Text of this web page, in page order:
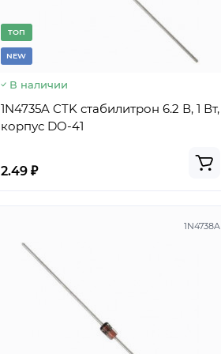
TОП
NEW
В наличии
1N4735A CTK стабилитрон 6.2 В, 1 Вт,
корпус DO-41
2.49 ₽
1N4738A